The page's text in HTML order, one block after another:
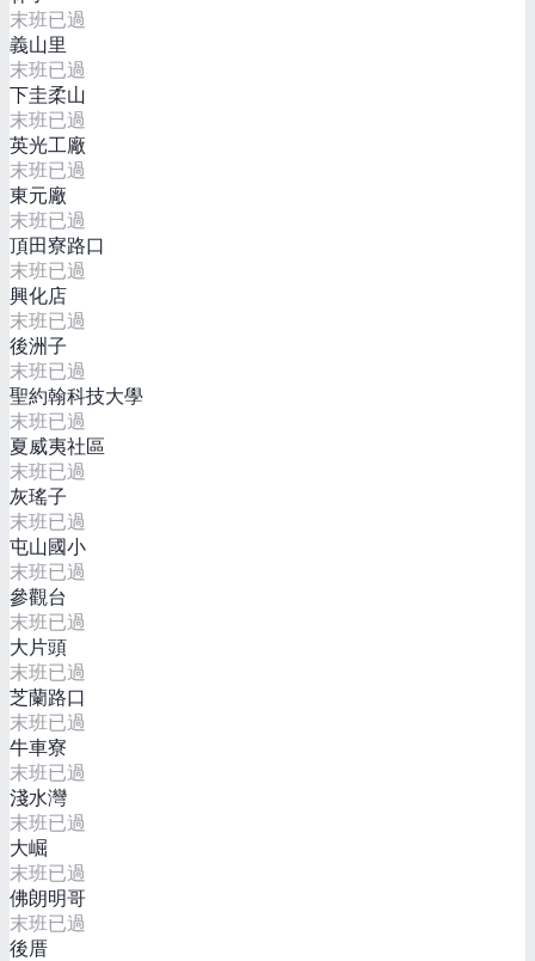
末班已過
義山里
末班已過
下圭柔山
末班已過
英光工廠
末班已過
東元廠
末班已過
頂田寮路口
末班已過
興化店
末班已過
後洲子
末班已過
聖約翰科技大學
末班已過
夏威夷社區
末班已過
灰瑤子
末班已過
屯山國小
末班已過
參觀台
末班已過
大片頭
末班已過
芝蘭路口
末班已過
牛車寮
末班已過
淺水灣
末班已過
大崛
末班已過
佛朗明哥
末班已過
後厝